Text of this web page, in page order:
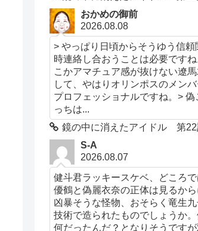
おかめの御前
2026.08.08
> やっぱり日頃からそうゆう信頼
時連絡し合おうことは必要です
こかアマチュア感が抜けない遼
して、やはりオリンポスのメン
プロフェッショナルですね。> 偽
っちは...
鏡の中に消えたアイドル 第
S-A
2026.08.07
健斗君ラッキースケベ、どころ
優鶴と偽麗衣奈の正体は見るか
凶暴そうな怪物、おそらく竜生
技術で造られたものでしょうか
何だったんだ？となりそうです